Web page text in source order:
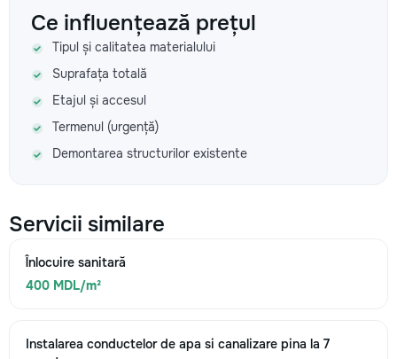
Ce influențează prețul
Tipul și calitatea materialului
Suprafața totală
Etajul și accesul
Termenul (urgență)
Demontarea structurilor existente
Servicii similare
Înlocuire sanitară
400 MDL/m²
Instalarea conductelor de apa si canalizare pina la 7